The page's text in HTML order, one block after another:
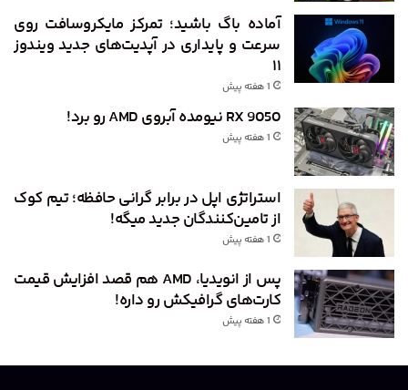
آماده باگ باشید؛ تمرکز مایکروسافت روی
سرعت و پایداری در آپدیت‌های جدید ویندوز
۱۱
1 هفته پیش
RX 9050 نیومده آبروی AMD رو برد!
1 هفته پیش
استراتژی اپل در برابر گرانی حافظه؛ تیم کوک
از تامین‌کنندگان جدید میگه!
1 هفته پیش
پس از انویدیا، AMD هم قصد افزایش قیمت
کارت‌های گرافیکش رو داره!
1 هفته پیش